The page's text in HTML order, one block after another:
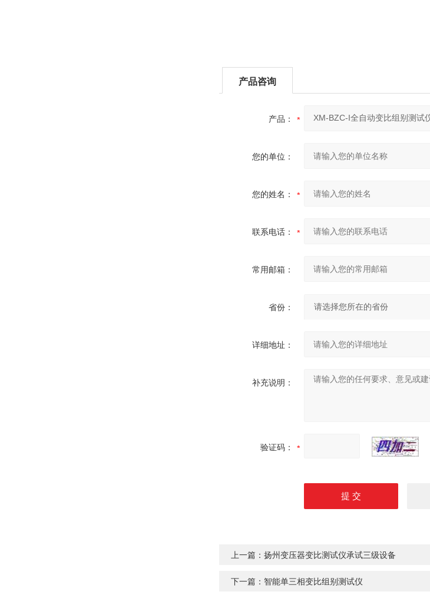
产品咨询
产品：
您的单位：
您的姓名：
联系电话：
常用邮箱：
省份：
详细地址：
补充说明：
验证码：
上一篇： 扬州变压器变比测试仪承试三级设备
下一篇： 智能单三相变比组别测试仪